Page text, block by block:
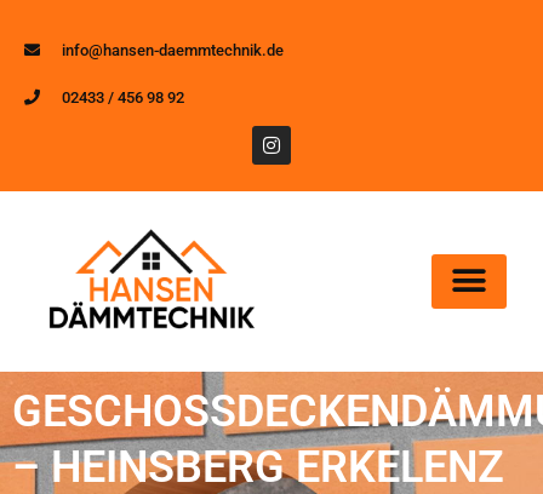
info@hansen-daemmtechnik.de
02433 / 456 98 92
– HEINSBERG ERKELENZ